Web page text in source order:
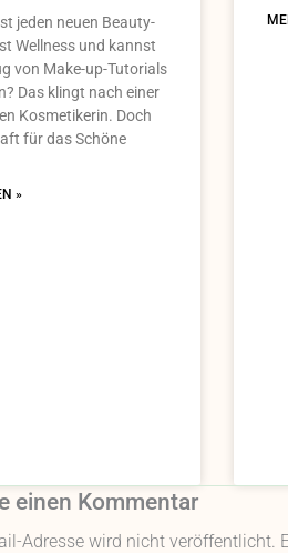
jeden neuen Beauty-
Wellness und kannst
von Make-up-Tutorials
Das klingt nach einer
Kosmetikerin. Doch
für das Schöne
»
einen Kommentar
Adresse wird nicht veröffentlicht.